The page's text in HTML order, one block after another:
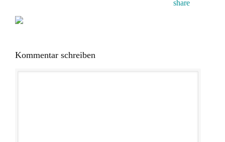
Kommentar schreiben